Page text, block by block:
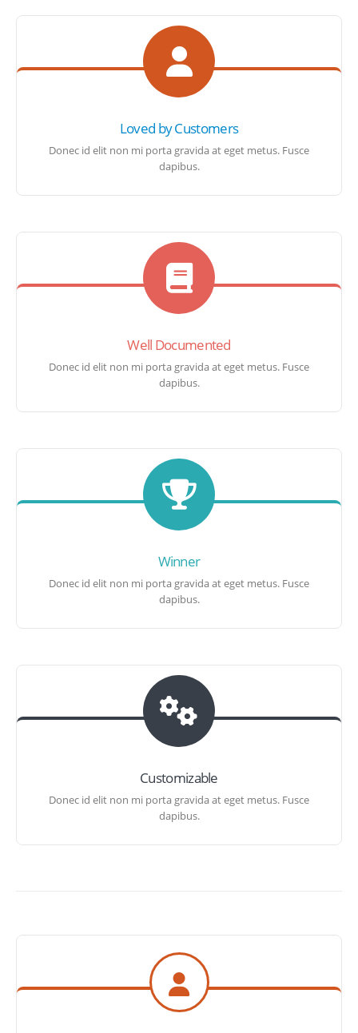
Loved by Customers
Donec id elit non mi porta gravida at eget metus. Fusce
dapibus.
Well Documented
Donec id elit non mi porta gravida at eget metus. Fusce
dapibus.
Winner
Donec id elit non mi porta gravida at eget metus. Fusce
dapibus.
Customizable
Donec id elit non mi porta gravida at eget metus. Fusce
dapibus.